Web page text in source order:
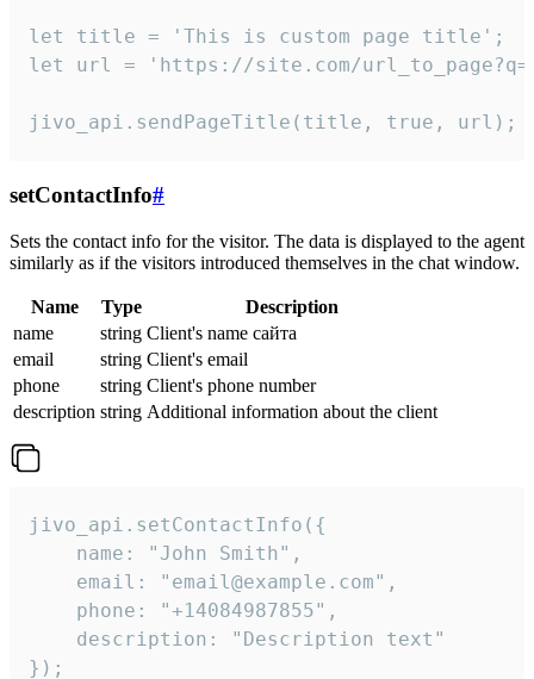
let title = 'This is custom page title';
let url = 'https://site.com/
jivo_api.sendPageTitle(title, true, url);
setContactInfo#
Sets the contact info for the visitor. The data is displayed to the agent
similarly as if the visitors introduced themselves in the chat window.
Name Type
Description
name
string Client's name сайта
email
string Client's email
phone
string Client's phone number
description string Additional information about the client
jivo_api.setContactInfo({
    name: "John Smith",
    email: "email@example.com",
    phone: "+14084987855",
    description: "Description text"
});